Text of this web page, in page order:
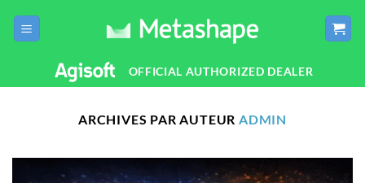
OFFICIAL AUTHORIZED DEALER
ARCHIVES PAR AUTEUR ADMIN